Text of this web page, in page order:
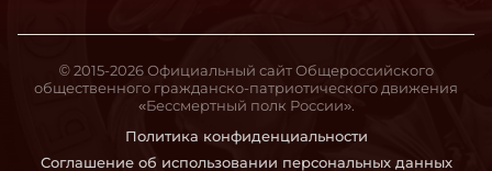
Политика конфиденциальности
Соглашение об использовании персональных данных
© 2015-2026 Официальный сайт Общероссийского
общественного гражданско-патриотического движения
«Бессмертный полк России».